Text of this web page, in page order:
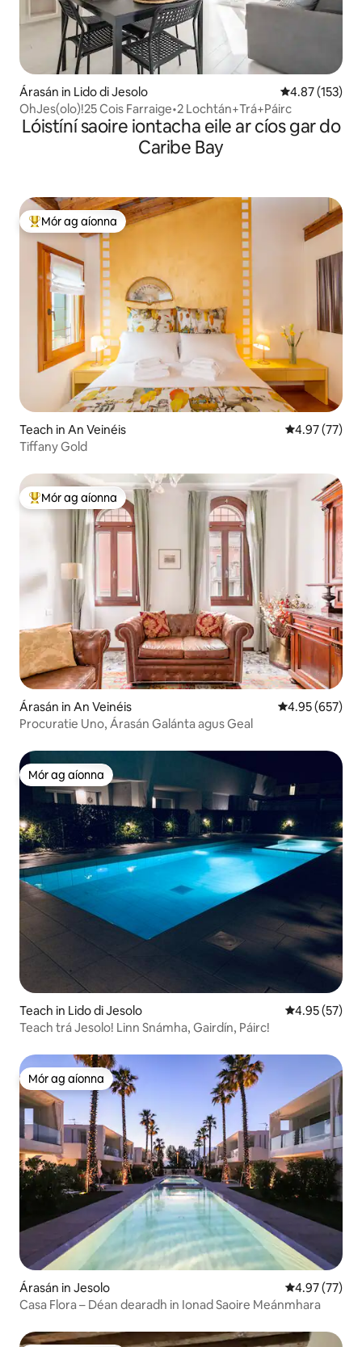
Árasán in Lido di Jesolo Meánrátáil
4.87 (153)
OhJes(olo)!25 Cois Farraige•2 Lochtán+Trá+Páirc
Lóistíní saoire iontacha eile ar cíos gar do
Caribe Bay
An-mhór ag aíonna
Mór ag aíonna
Teach in An Veinéis Meánrátáil
4.97 (77)
Tiffany Gold
An-mhór ag aíonna
Mór ag aíonna
Árasán in An Veinéis Meánrátáil
4.95 (657)
Procuratie Uno, Árasán Galánta agus Geal
Mór ag aíonna
Mór ag aíonna
Teach in Lido di Jesolo Meánrátáil
4.95 (57)
Teach trá Jesolo! Linn Snámha, Gairdín, Páirc!
Mór ag aíonna
Mór ag aíonna
Árasán in Jesolo Meánrátáil
4.97 (77)
Casa Flora – Déan dearadh in Ionad Saoire Meánmhara